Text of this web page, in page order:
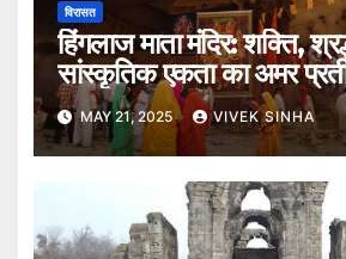
विरासत
हिंगलाज माता मंदिर: शक्ति,
सांस्कृतिक एकता का अमर
MAY 21, 2025 VIVEK SINHA